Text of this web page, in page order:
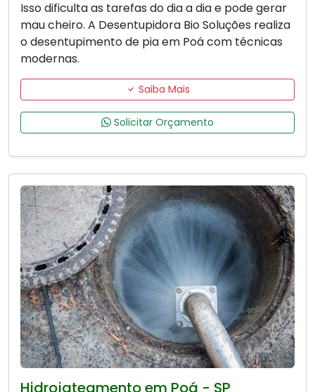
Isso dificulta as tarefas do dia a dia e pode gerar
mau cheiro. A Desentupidora Bio Soluções realiza
o desentupimento de pia em Poá com técnicas
modernas.
Saiba Mais
Solicitar Orçamento
Hidrojateamento em Poá - SP